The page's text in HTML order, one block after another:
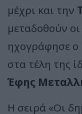
μέχρι και την
μεταδοθούν οι
ηχογράφησε ο
στα τέλη της
Έφης
Η σειρά «Οι